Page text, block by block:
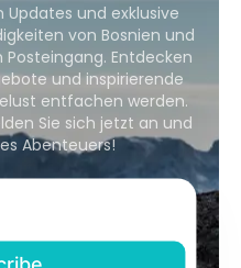
Updates und exklusive
von Bosnien und
Posteingang. Entdecken
und inspirierende
entfachen werden.
Sie sich jetzt an und
Abenteuers!